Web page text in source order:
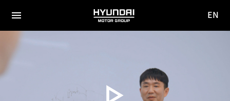
전체
HYUNDAI
MOTOR
EN